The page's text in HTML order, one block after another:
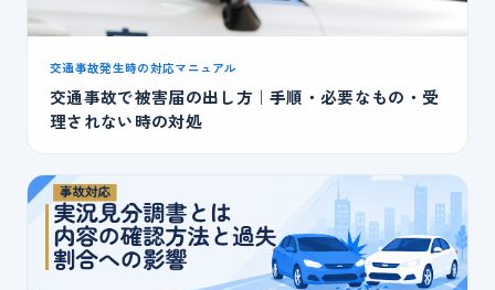
交通事故発生時の対応マニュアル
交通事故で被害届の出し方｜手順・必要なもの・受
理されない時の対処